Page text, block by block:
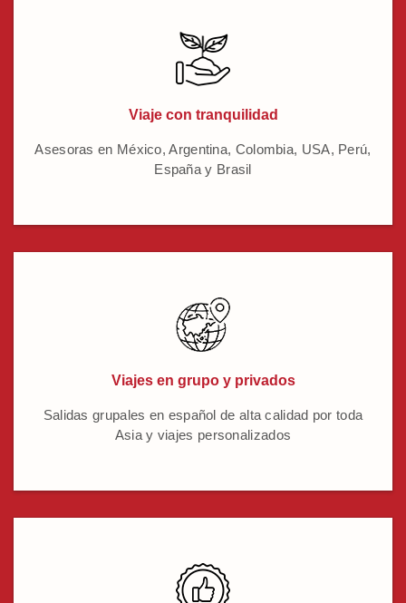
Viaje con tranquilidad
Asesoras en México, Argentina, Colombia, USA, Perú,
España y Brasil
Viajes en grupo y privados
Salidas grupales en español de alta calidad por toda
Asia y viajes personalizados